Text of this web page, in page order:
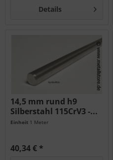
Details
14,5 mm rund h9
Silberstahl 115CrV3 -...
Einheit 1 Meter
40,34 € *